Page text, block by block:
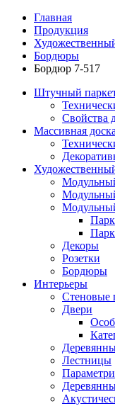
Главная
Продукция
Бордюры
Бордюр 7-517
Штучный
Свойства
Массивная доска
Декоры
Розетки
Бордюры
Интерьеры
Стеновые
Двери
Лестницы